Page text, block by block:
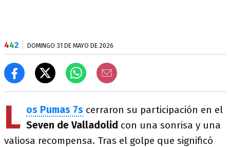
442 DOMINGO 31 DE MAYO DE 2026
L os Pumas 7s cerraron su participación en el
Seven de Valladolid con una sonrisa y una
valiosa recompensa. Tras el golpe que significó